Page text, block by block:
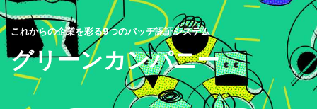
これからの企業を彩る9つのバッヂ認証システム
グリーンカンパニー